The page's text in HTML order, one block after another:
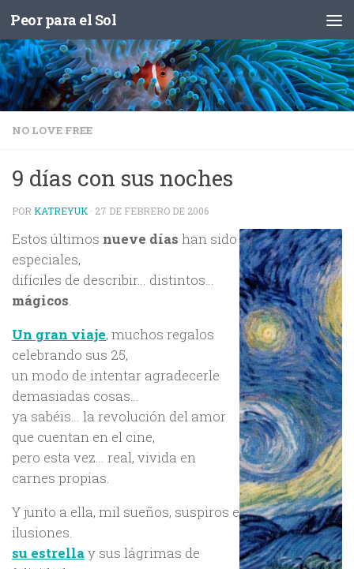
Saltar al contenido
Peor para el Sol
NO LOVE FREE
9 días con sus noches
POR KATREYUK · 27 DE FEBRERO DE 2006
Estos últimos nueve días han sido
especiales,
difíciles de describir… distintos…
mágicos.
Un gran viaje, muchos regalos
celebrando sus 25,
un modo de intentar agradecerle
demasiadas cosas…
ya sabéis… la revolución del amor
que cuentan en el cine,
pero esta vez… real, vivida en
carnes propias.
Y junto a ella, mil sueños, suspiros e
ilusiones.
su estrellay sus lágrimas de